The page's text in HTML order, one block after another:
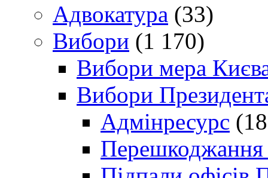
Адвокатура (33)
Вибори (1 170)
Вибори мера
Вибори
Адмінресурс
Перешкоджання